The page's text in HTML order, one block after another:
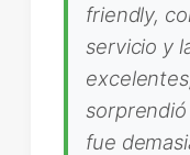
friendly,
servicio y
fue